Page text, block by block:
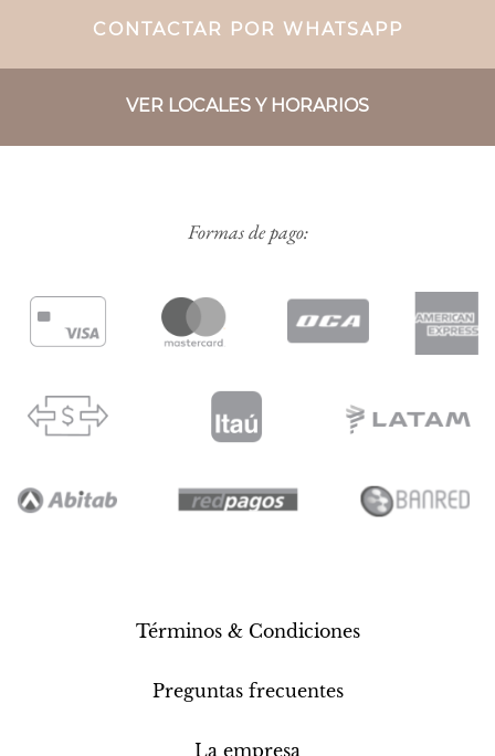
CONTACTAR POR WHATSAPP
VER LOCALES Y HORARIOS
Formas de pago:
Términos & Condiciones
Preguntas frecuentes
La empresa